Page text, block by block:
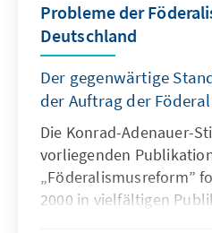
zum Rechtsextremismus
Linksextremismus
sechzigjährigen
Bundesrepublik den
Grundkonsenz aufrecht
Stärkung und
gegen ihre Feinde,
gleich welcher Couleur
Probleme der
Deutschland
Der gegenwärtige
der Auftrag der
Die Konrad-Adenauer-
vorliegenden
„Föderalismusreform”
2000 in vielfältigen